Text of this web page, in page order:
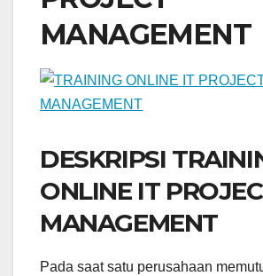
MANAGEMENT
DESKRIPSI
ONLINE IT
MANAGEMENT
Pada saat satu perusahaan